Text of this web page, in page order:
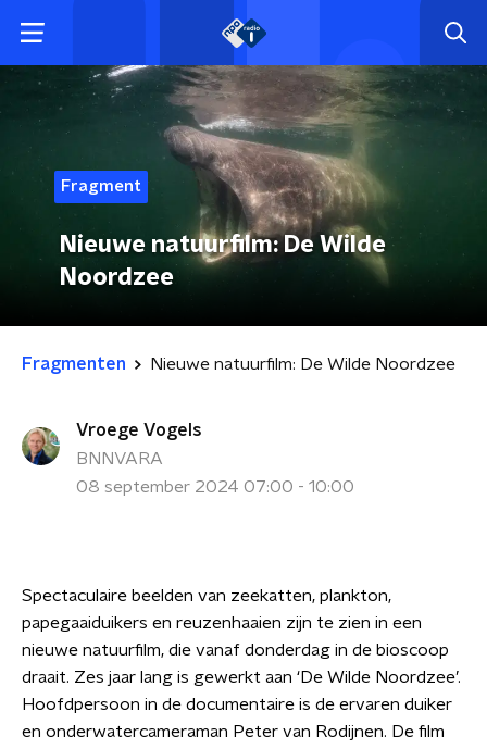
Fragment
Nieuwe natuurfilm: De Wilde
Noordzee
Fragmenten Nieuwe natuurfilm: De Wilde Noordzee
Vroege Vogels
BNNVARA
08 september 2024 07:00 - 10:00
Spectaculaire beelden van zeekatten, plankton,
papegaaiduikers en reuzenhaaien zijn te zien in een
nieuwe natuurfilm, die vanaf donderdag in de bioscoop
draait. Zes jaar lang is gewerkt aan ‘De Wilde Noordzee’.
Hoofdpersoon in de documentaire is de ervaren duiker
en onderwatercameraman Peter van Rodijnen. De film